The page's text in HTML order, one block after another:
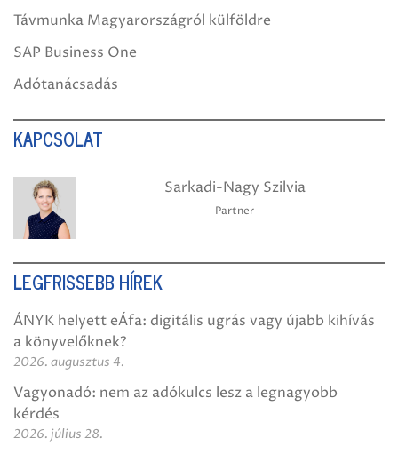
Távmunka Magyarországról külföldre
SAP Business One
Adótanácsadás
KAPCSOLAT
Sarkadi-Nagy Szilvia
Partner
LEGFRISSEBB HÍREK
ÁNYK helyett eÁfa: digitális ugrás vagy újabb kihívás
a könyvelőknek?
2026. augusztus 4.
Vagyonadó: nem az adókulcs lesz a legnagyobb
kérdés
2026. július 28.